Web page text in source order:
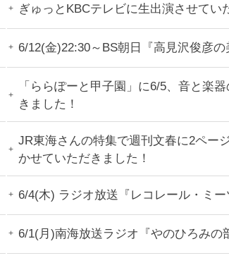
ぎゅっとKBCテレビに生出演させてい
6/12(金)22:30～BS朝日『高見沢俊彦
「ららぽーと甲子園」に6/5、音と楽
きました！
JR東海さんの特集で週刊文春に2ペー
かせていただきました！
6/4(木) ラジオ放送『レコレール・ミ
6/1(月)南海放送ラジオ『やのひろみの